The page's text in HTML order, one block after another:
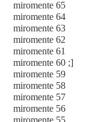
miromente 65
miromente 64
miromente 63
miromente 62
miromente 61
miromente 60 ;]
miromente 59
miromente 58
miromente 57
miromente 56
miromente 55